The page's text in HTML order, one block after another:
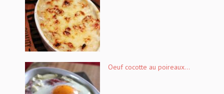
Oeuf cocotte au poireaux...